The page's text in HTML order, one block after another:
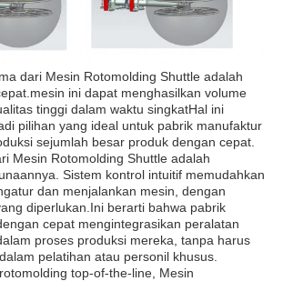
dari Mesin Rotomolding Shuttle adalah
ini dapat menghasilkan volume
tinggi dalam waktu singkatHal ini
pilihan yang ideal untuk pabrik manufaktur
sejumlah besar produk dengan cepat.
Mesin Rotomolding Shuttle adalah
Sistem kontrol intuitif memudahkan
dan menjalankan mesin, dengan
diperlukan.Ini berarti bahwa pabrik
cepat mengintegrasikan peralatan
proses produksi mereka, tanpa harus
pelatihan atau personil khusus.
top-of-the-line, Mesin